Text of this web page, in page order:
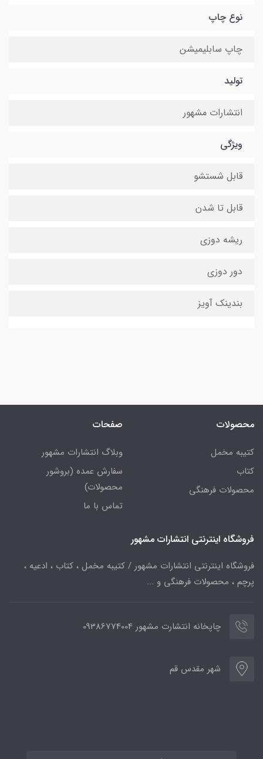
نوع چاپ
چاپ سابلیمیشن
تولید
انتشارات مشهور
ویژگی
قابل شستشو
قابل تا شدن
ریشه دوزی
دور دوزی
بندینک آویز
محصولات
کتیبه مخمل
کتاب
محصولات فرهنگی
صفحات
وبلاگ انتشارات مشهور
سفارش عمده (بروشور
محصولات)
تماس با ما
فروشگاه اینترنتی انتشارات مشهور
فروشگاه اینترنتی انتشارات مشهور / کتیبه مخمل ، کتاب ، ادعیه ،
پرچم ، محصولات فرهنگی و ...
چاپخانه انتشارت مشهور 09386774004
شهر مقدس قم